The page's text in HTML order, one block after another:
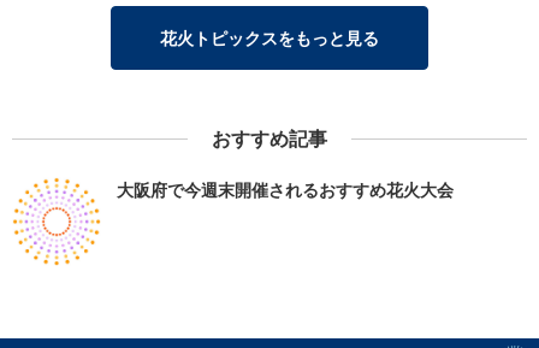
花火トピックスをもっと見る
おすすめ記事
大阪府で今週末開催されるおすすめ花火大会